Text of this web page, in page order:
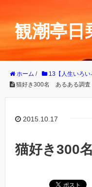
観潮亭日
ホーム / 13【人生いろい
猫好き300名 あるある調査
2015.10.17
猫好き300